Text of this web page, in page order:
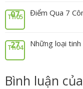
07
Th05 Điểm Qua 7
27
Th04 Những loại
Bình luận